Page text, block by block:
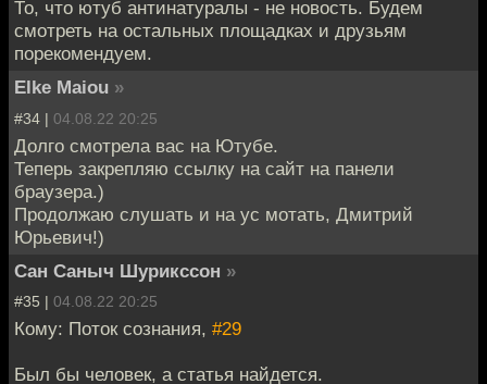
То, что ютуб антинатуралы - не новость. Будем
смотреть на остальных площадках и друзьям
порекомендуем.
Elke Maiou »
#34 | 04.08.22 20:25
Долго смотрела вас на Ютубе.
Теперь закрепляю ссылку на сайт на панели
браузера.)
Продолжаю слушать и на ус мотать, Дмитрий
Юрьевич!)
Сан Саныч Шурикссон »
#35 | 04.08.22 20:25
Кому: Поток сознания, #29
Был бы человек, а статья найдется.